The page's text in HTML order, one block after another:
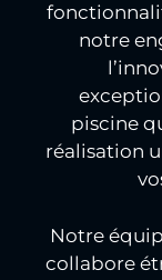
notre
piscine
réalisation
Notre
collabore